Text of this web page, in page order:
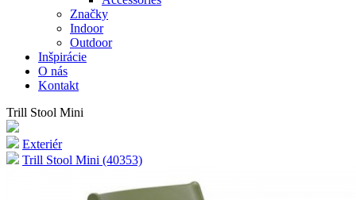
Značky
Indoor
Outdoor
Inšpirácie
O nás
Kontakt
Trill Stool Mini
Exteriér
Trill Stool Mini (40353)